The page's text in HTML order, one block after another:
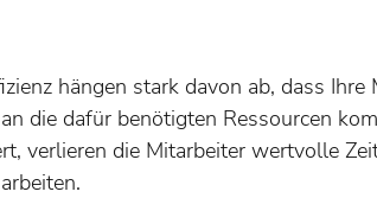
hängen stark davon ab, dass
die dafür benötigten Ressourcen
verlieren die Mitarbeiter wertvolle